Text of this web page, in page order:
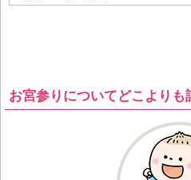
お宮参りについてどこよりも